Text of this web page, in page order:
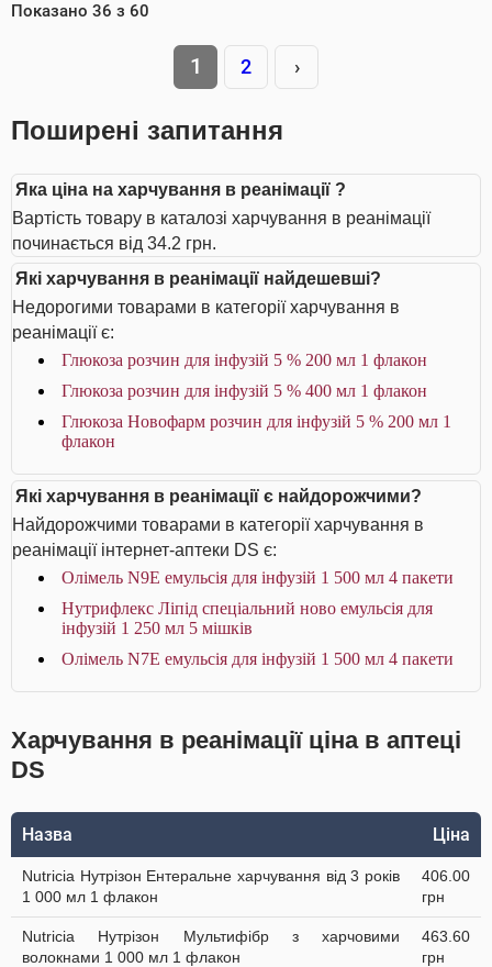
Показано 36 з 60
1 2 ›
Поширені запитання
Яка ціна на харчування в реанімації ?
Вартість товару в каталозі харчування в реанімації
починається від 34.2 грн.
Які харчування в реанімації найдешевші?
Недорогими товарами в категорії харчування в
реанімації є:
Глюкоза розчин для інфузій 5 % 200 мл 1 флакон
Глюкоза розчин для інфузій 5 % 400 мл 1 флакон
Глюкоза Новофарм розчин для інфузій 5 % 200 мл 1
флакон
Які харчування в реанімації є найдорожчими?
Найдорожчими товарами в категорії харчування в
реанімації інтернет-аптеки DS є:
Олімель N9E емульсія для інфузій 1 500 мл 4 пакети
Нутрифлекс Ліпід спеціальний ново емульсія для
інфузій 1 250 мл 5 мішків
Олімель N7E емульсія для інфузій 1 500 мл 4 пакети
Харчування в реанімації ціна в аптеці
DS
Назва Ціна
Nutricia Нутрізон Ентеральне харчування від 3 років
1 000 мл 1 флакон
406.00
грн
Nutricia Нутрізон Мультифібр з харчовими
волокнами 1 000 мл 1 флакон
463.60
грн